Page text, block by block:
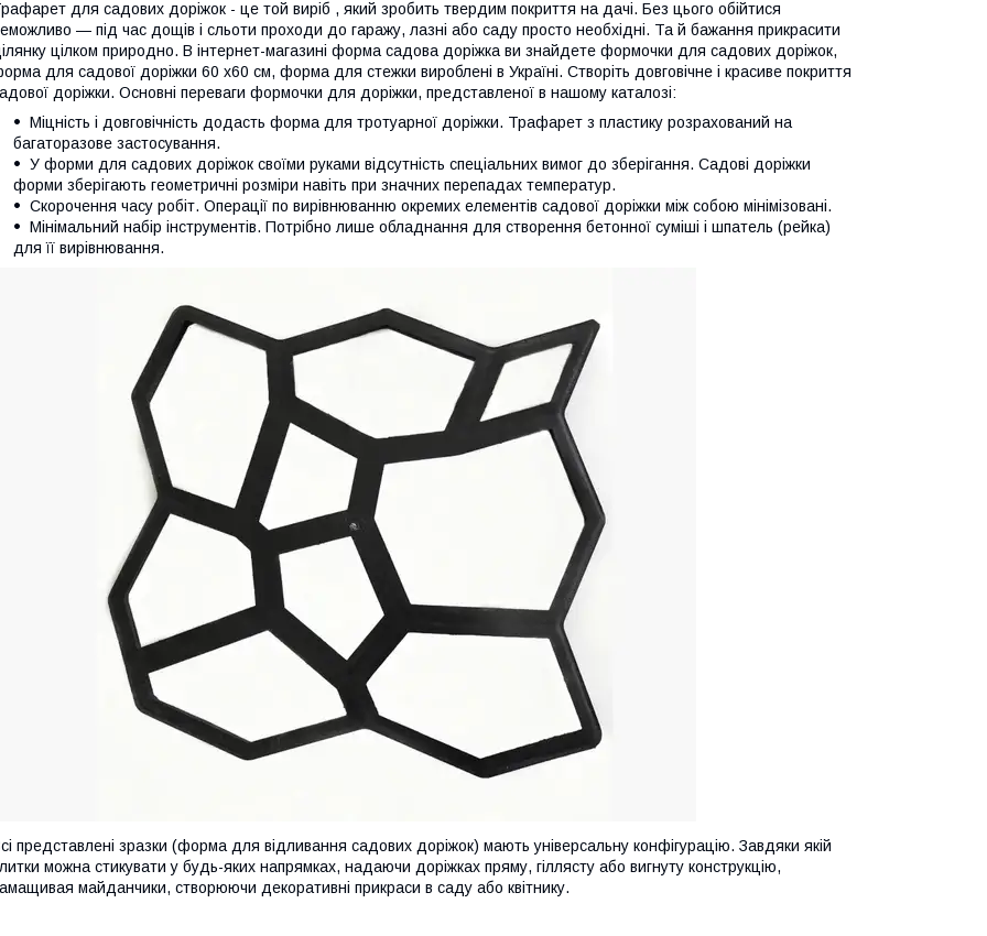
для садових доріжок - це той виріб , який зробить твердим покриття на дачі. Без цього обійтися
— під час дощів і сльоти проходи до гаражу, лазні або саду просто необхідні. Та й бажання прикрасити
цілком природно. В інтернет-магазині форма садова доріжка ви знайдете формочки для садових доріжок,
для садової доріжки 60 х60 см, форма для стежки вироблені в Україні. Створіть довговічне і красиве покриття
доріжки. Основні переваги формочки для доріжки, представленої в нашому каталозі:
Міцність і довговічність додасть форма для тротуарної доріжки. Трафарет з пластику розрахований на
багаторазове застосування.
У форми для садових доріжок своїми руками відсутність спеціальних вимог до зберігання. Садові доріжки
форми зберігають геометричні розміри навіть при значних перепадах температур.
Скорочення часу робіт. Операції по вирівнюванню окремих елементів садової доріжки між собою мінімізовані.
Мінімальний набір інструментів. Потрібно лише обладнання для створення бетонної суміші і шпатель (рейка)
для її вирівнювання.
представлені зразки (форма для відливання садових доріжок) мають універсальну конфігурацію. Завдяки якій
можна стикувати у будь-яких напрямках, надаючи доріжках пряму, гіллясту або вигнуту конструкцію,
майданчики, створюючи декоративні прикраси в саду або квітнику.